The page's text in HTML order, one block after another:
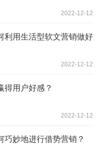
2022-12-12
利用生活型软文营销做好
2022-12-12
得用户好感？
2022-12-12
巧妙地进行借势营销？